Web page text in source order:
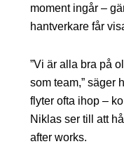
moment ingår –
hantverkare får
”Vi är alla bra på
som team,” säger
flyter ofta ihop –
Niklas ser till att
after works.